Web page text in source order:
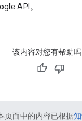
API。
该内容对您有帮助吗
页面中的内容已根据